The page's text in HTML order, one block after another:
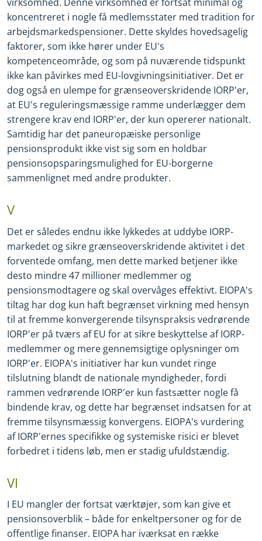
koncentreret i nogle få medlemsstater med tradition for
arbejdsmarkedspensioner. Dette skyldes hovedsagelig
faktorer, som ikke hører under EU's
kompetenceområde, og som på nuværende tidspunkt
ikke kan påvirkes med EU-lovgivningsinitiativer. Det er
dog også en ulempe for grænseoverskridende IORP'er,
at EU's reguleringsmæssige ramme underlægger dem
strengere krav end IORP'er, der kun opererer nationalt.
Samtidig har det paneuropæiske personlige
pensionsprodukt ikke vist sig som en holdbar
pensionsopsparingsmulighed for EU-borgerne
sammenlignet med andre produkter.
V
Det er således endnu ikke lykkedes at uddybe IORP-
markedet og sikre grænseoverskridende aktivitet i det
forventede omfang, men dette marked betjener ikke
desto mindre 47 millioner medlemmer og
pensionsmodtagere og skal overvåges effektivt. EIOPA's
tiltag har dog kun haft begrænset virkning med hensyn
til at fremme konvergerende tilsynspraksis vedrørende
IORP'er på tværs af EU for at sikre beskyttelse af IORP-
medlemmer og mere gennemsigtige oplysninger om
IORP'er. EIOPA's initiativer har kun vundet ringe
tilslutning blandt de nationale myndigheder, fordi
rammen vedrørende IORP'er kun fastsætter nogle få
bindende krav, og dette har begrænset indsatsen for at
fremme tilsynsmæssig konvergens. EIOPA's vurdering
af IORP'ernes specifikke og systemiske risici er blevet
forbedret i tidens løb, men er stadig ufuldstændig.
VI
I EU mangler der fortsat værktøjer, som kan give et
pensionsoverblik – både for enkeltpersoner og for de
offentlige finanser. EIOPA har iværksat en række